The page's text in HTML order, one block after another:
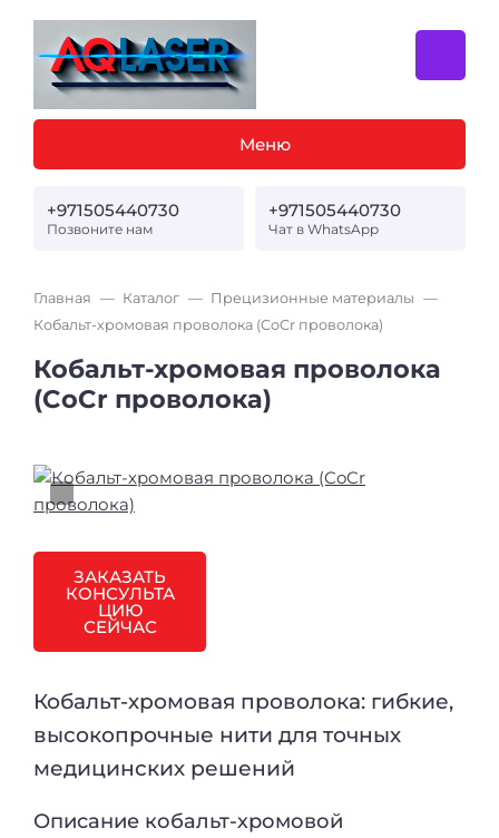
Меню
+971505440730
Позвоните нам
+971505440730
Чат в WhatsApp
Главная Каталог
Прецизионные материалы
Кобальт-хромовая проволока (CoCr проволока)
Кобальт-хромовая проволока
(CoCr проволока)
ЗАКАЗАТЬ
КОНСУЛЬТА
ЦИЮ
СЕЙЧАС
Кобальт-хромовая проволока: гибкие,
высокопрочные нити для точных
медицинских решений
Описание кобальт-хромовой